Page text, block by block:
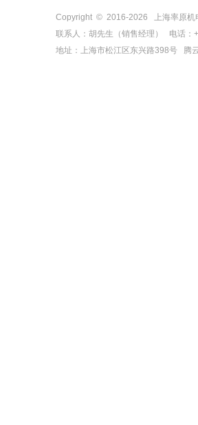
Copyright © 2016-2026
上海率原
联系人：胡先生（销售经理） 电话
地址：上海市松江区东兴路398号
腾